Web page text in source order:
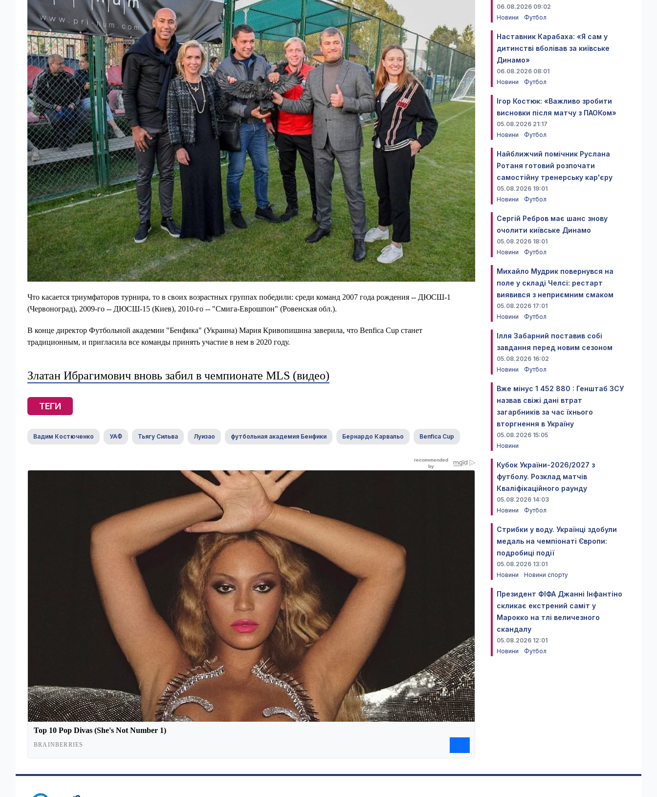
Что касается триумфаторов турнира, то в своих возрастных группах победили: среди команд 2007 года рождения -- ДЮСШ-1
(Червоноград), 2009-го -- ДЮСШ-15 (Киев), 2010-го -- "Смига-Еврошпон" (Ровенская обл.).
В конце директор Футбольной академии "Бенфика" (Украина) Мария Кривопишина заверила, что Benfica Cup станет
традиционным, и пригласила все команды принять участие в нем в 2020 году.
Златан Ибрагимович вновь забил в чемпионате MLS (видео)
ТЕГИ
Вадим Костюченко УАФ Тьягу Сильва Луизао футбольная академия Бенфики Бернардо Карвальо Benfica Cup
06.08.2026 09:02
Новини
Футбол
Наставник Карабаха: «Я сам у
дитинстві вболівав за київське
Динамо»
06.08.2026 08:01
Новини
Футбол
Ігор Костюк: «Важливо зробити
висновки після матчу з ПАОКом»
05.08.2026 21:17
Новини
Футбол
Найближчий помічник Руслана
Ротаня готовий розпочати
самостійну тренерську кар'єру
05.08.2026 19:01
Новини
Футбол
Сергій Ребров має шанс знову
очолити київське Динамо
05.08.2026 18:01
Новини
Футбол
Михайло Мудрик повернувся на
поле у складі Челсі: рестарт
виявився з неприємним смаком
05.08.2026 17:01
Новини
Футбол
Ілля Забарний поставив собі
завдання перед новим сезоном
05.08.2026 16:02
Новини
Футбол
Вже мінус 1 452 880 : Генштаб ЗСУ
назвав свіжі дані втрат
загарбників за час їхнього
вторгнення в Україну
05.08.2026 15:05
Новини
Кубок України-2026/2027 з
футболу. Розклад матчів
Кваліфікаційного раунду
05.08.2026 14:03
Новини
Футбол
Стрибки у воду. Українці здобули
медаль на чемпіонаті Європи:
подробиці події
05.08.2026 13:01
Новини
Новини спорту
Президент ФІФА Джанні Інфантіно
скликає екстрений саміт у
Марокко на тлі величезного
скандалу
05.08.2026 12:01
Новини
Футбол